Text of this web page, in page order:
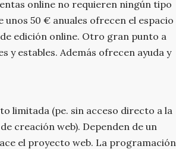
online no requieren ningún tipo
50 € anuales ofrecen el espacio
edición online. Otro gran punto a
y estables. Además ofrecen ayuda y
limitada (pe. sin acceso directo a la
creación web). Dependen de un
el proyecto web. La programación